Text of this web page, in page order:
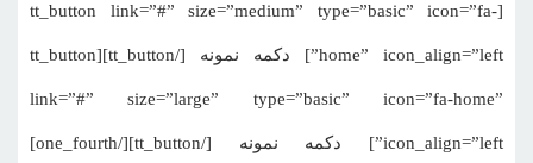
[tt_button link=”#” size=”medium” type=”basic” icon=”fa-
home” icon_align=”left”] دکمه نمونه [/tt_button][tt_button
link=”#” size=”large” type=”basic” icon=”fa-home”
icon_align=”left”] دکمه نمونه [/tt_button][/one_fourth]